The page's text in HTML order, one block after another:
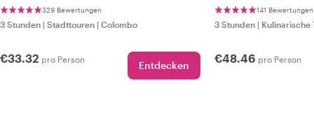
329 Bewertungen
3 Stunden | Stadttouren | Colombo
€33.32 pro Person Entdecken
141 Bewertungen
3 Stunden | Kulinarische
€48.46 pro Person